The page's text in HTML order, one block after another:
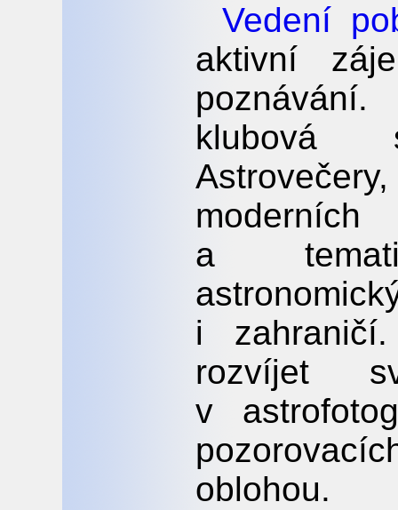
Vedení
aktivní
klubová
a
i
rozvíjet
v
oblohou.